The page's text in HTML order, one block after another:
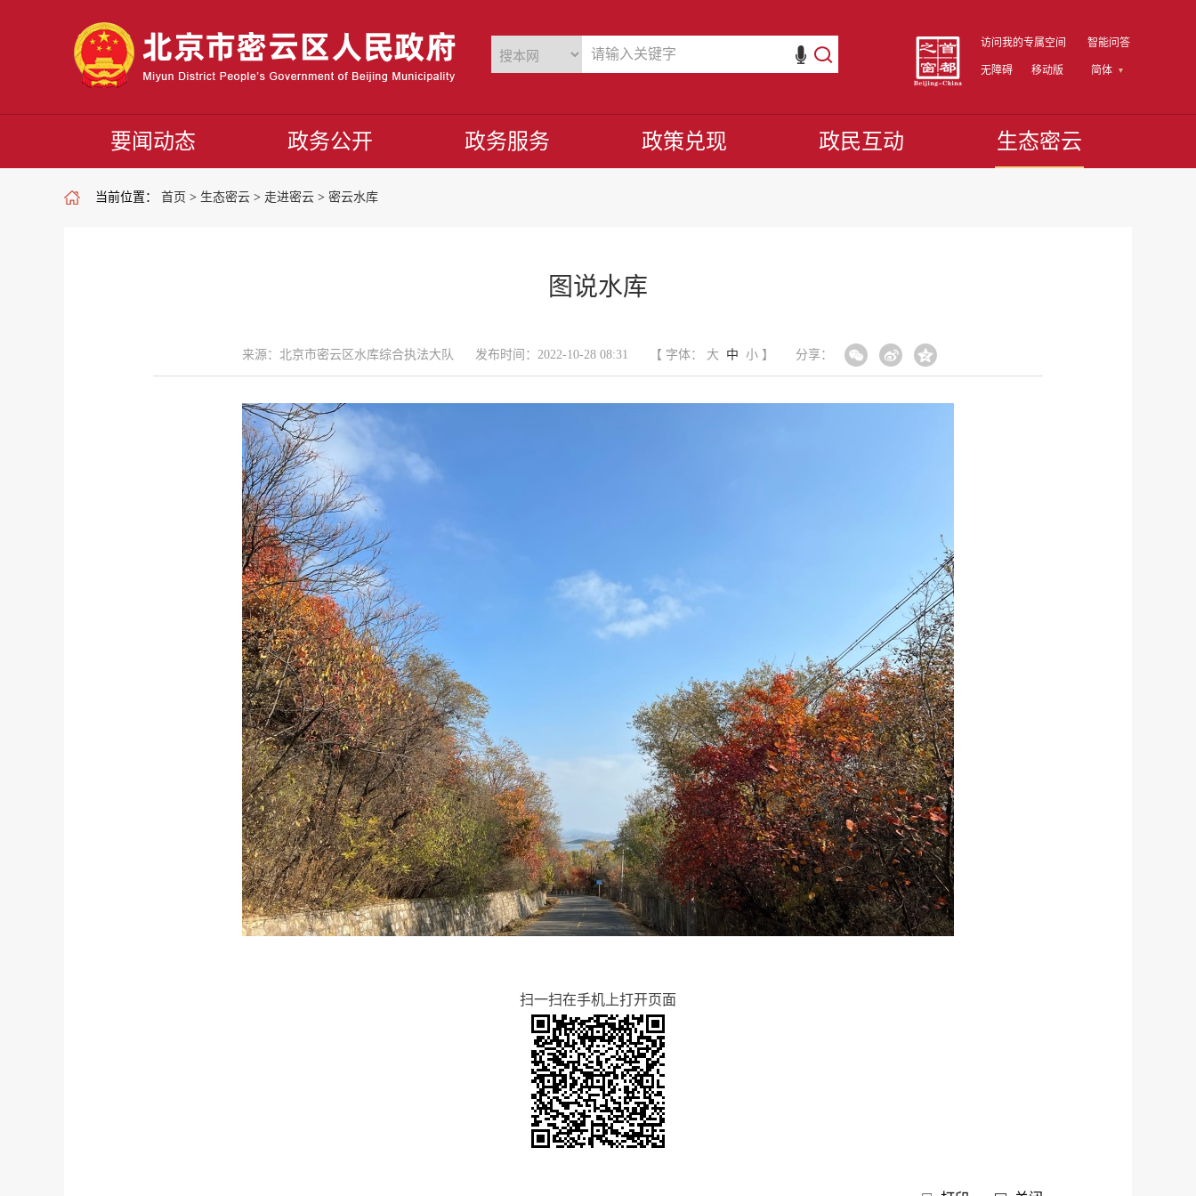
访问我的专属空间 智能问答
无障碍 移动版 简体
要闻动态 政务公开 政务服务 政策兑现 政民互动 生态密云
当前位置： 首页 > 生态密云 > 走进密云 > 密云水库
图说水库
来源：北京市密云区水库综合执法大队 发布时间：2022-10-28 08:31 【 字体： 大 中 小】 分享：
扫一扫在手机上打开页面